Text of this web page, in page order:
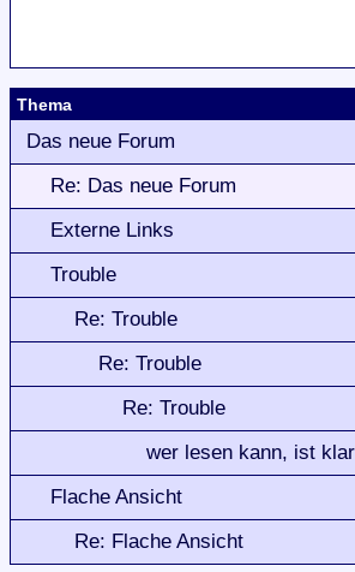
Thema
Das neue Forum
Re: Das neue Forum
Externe Links
Trouble
Re: Trouble
Re: Trouble
Re: Trouble
wer lesen kann, ist
Flache Ansicht
Re: Flache Ansicht